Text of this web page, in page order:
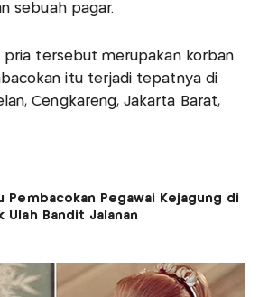
sebuah pagar.
pria tersebut merupakan korban
itu terjadi tepatnya di
Cengkareng, Jakarta Barat,
Pembacokan Pegawai Kejagung di
Ulah Bandit Jalanan